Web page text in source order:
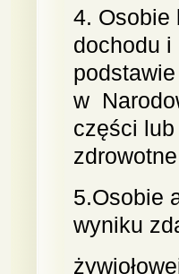
4. Osobie
dochodu
w
części
5.Osobie
wyniku